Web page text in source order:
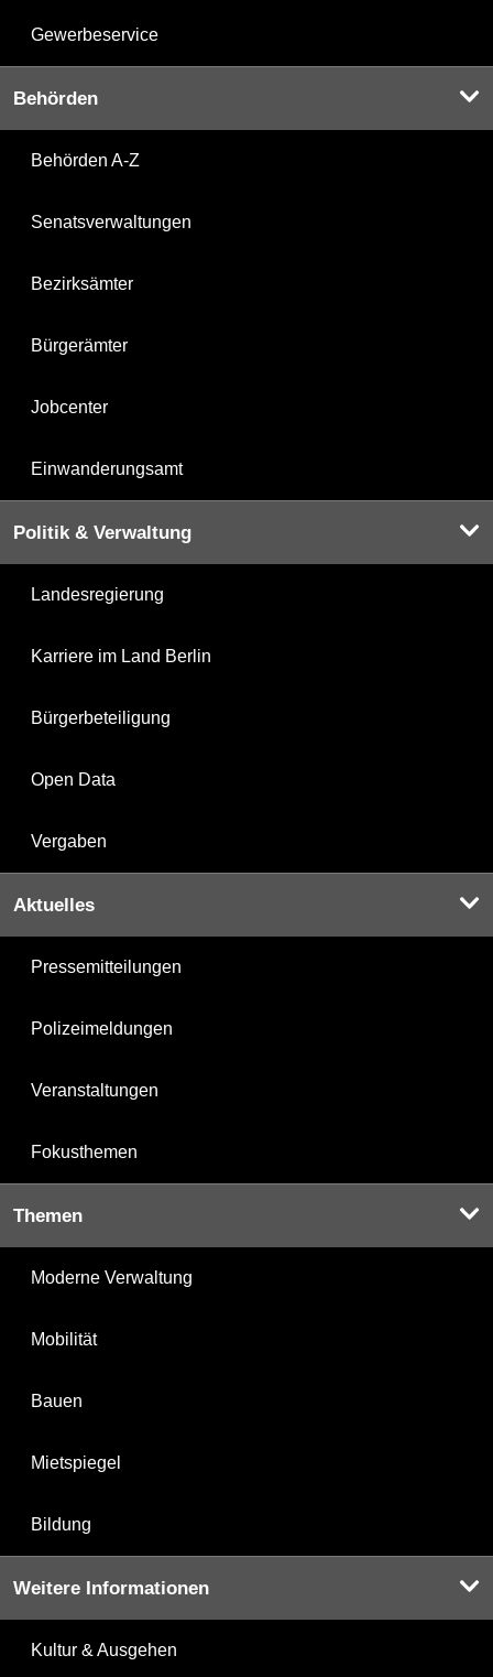
Gewerbeservice
Behörden
Behörden A-Z
Senatsverwaltungen
Bezirksämter
Bürgerämter
Jobcenter
Einwanderungsamt
Politik & Verwaltung
Landesregierung
Karriere im Land Berlin
Bürgerbeteiligung
Open Data
Vergaben
Aktuelles
Pressemitteilungen
Polizeimeldungen
Veranstaltungen
Fokusthemen
Themen
Moderne Verwaltung
Mobilität
Bauen
Mietspiegel
Bildung
Weitere Informationen
Kultur & Ausgehen